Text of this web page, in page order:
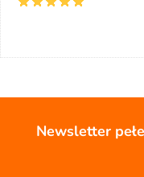
Newsletter